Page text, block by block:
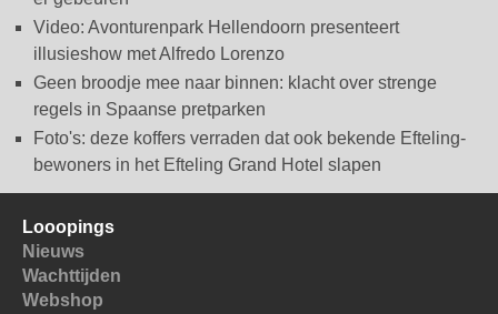
Video: Avonturenpark Hellendoorn presenteert
illusieshow met Alfredo Lorenzo
Geen broodje mee naar binnen: klacht over strenge
regels in Spaanse pretparken
Foto's: deze koffers verraden dat ook bekende Efteling-
bewoners in het Efteling Grand Hotel slapen
Looopings
Nieuws
Wachttijden
Webshop